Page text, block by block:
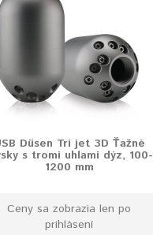
Düsen Tri jet 3D Ťažné
s tromi uhlami dýz, 100-
1200 mm
Ceny sa zobrazia len po
prihlásení